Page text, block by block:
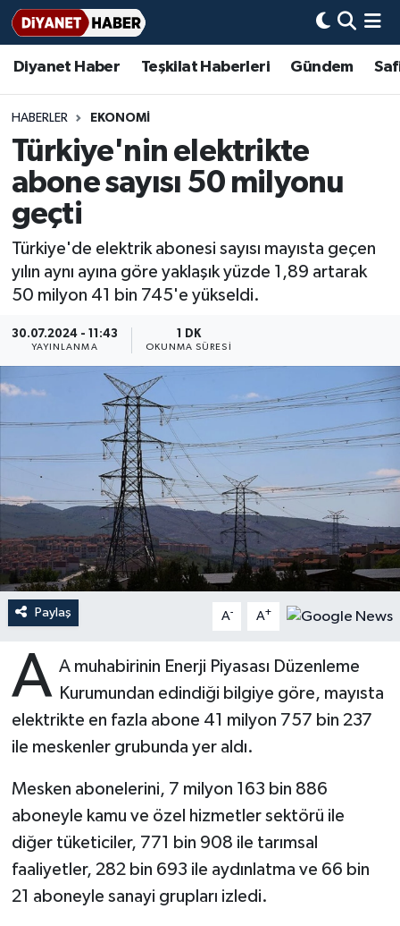
Diyanet Haber Teşkilat Haberleri Gündem
HABERLER EKONOMİ
Türkiye'nin elektrikte
abone sayısı 50 milyonu
geçti
Türkiye'de elektrik abonesi sayısı mayısta geçen
yılın aynı ayına göre yaklaşık yüzde 1,89 artarak
50 milyon 41 bin 745'e yükseldi.
30.07.2024 - 11:43
YAYINLANMA
1 DK
OKUNMA SÜRESI
Paylaş A- A+
A A muhabirinin Enerji Piyasası Düzenleme
Kurumundan edindiği bilgiye göre, mayısta
elektrikte en fazla abone 41 milyon 757 bin 237
ile meskenler grubunda yer aldı.
Mesken abonelerini, 7 milyon 163 bin 886
aboneyle kamu ve özel hizmetler sektörü ile
diğer tüketiciler, 771 bin 908 ile tarımsal
faaliyetler, 282 bin 693 ile aydınlatma ve 66 bin
21 aboneyle sanayi grupları izledi.
Diyanet Haber
Teşkilat Haberleri
Adana Müftülüğü
Adıyaman Müftülüğü
Afyonkarahisar Müftülüğü
Ağrı Müftülüğü
Aksaray Müftülüğü
Amasya Müftülüğü
Ankara Müftülüğü
Antalya Müftülüğü
Ardahan Müftülüğü
Artvin Müftülüğü
Aydın Müftülüğü
Balıkesir Müftülüğü
Bartın Müftülüğü
Batman Müftülüğü
Bilecik Müftülüğü
Bingöl Müftülüğü
Bitlis Müftülüğü
Bolu Müftülüğü
Gündem
#Keşfet
Bir Ayet
Bir Hikaye
Biyografiler
Dini kavramlar
Diyanet Bilgi
Diyanet Takvimi
Dualar
Hadislerle İslam
Kurban
Mukabele
Peygamberimizin Hayatı
Ramazan
Sahabeler
Basında Bugün
DİYANET eKİTAP
Diyanet Dergi
Aile Dergisi
Aylık Dergi
Hutbeler
DİYANET AKADEMİ
DİYANET GENÇLİK
DİYANET RADYO/TV
DEPREM
Dünya
İmam Hatip Okulları
Kültür-Sanat
Aile
Sağlık
Makaleler
Başmakale
Hadis-i Şerifler
Hayat Okumaları
Nöbetçi Eczaneler
Hava Durumu
Ankara Namaz Vakitleri
Trafik Durumu
Süper Lig Puan Durumu ve Fikstür
Tüm Manşetler
Son Dakika Haberleri
Haber Arşivi